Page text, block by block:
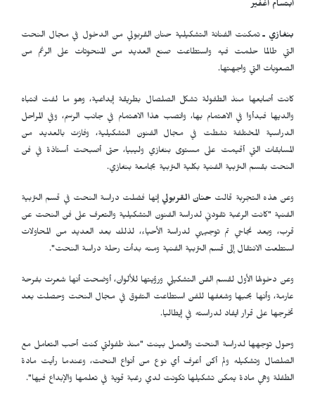
ابتسام اغفير
بنغازي ـتمكنت الفنانة التشكيلية حنان القربولي من الدخول في مجال النحت
التي طالما حلمت فيه واستطاعت صنع العديد من المنحوتات على الرغم من
الصعوبات التي واجهتها.
كانت أصابعها منذ الطفولة تشكل الصلصال بطريقة إبداعية، وهو ما لفت انتباه
والديها فبدأوا في الاهتمام بها، وانصب هذا الاهتمام في جانب الرسم، وفي المراحل
الدراسية المختلفة نشطت في مجال الفنون التشكيلية، وفازت بالعديد من
المسابقات التي أقيمت على مستوى بنغازي وليبيا، حتى أصبحت أستاذة في فن
النحت بقسم التربية الفنية بكلية التربية بجامعة بنغازي.
وعن هذه التجربة قالت حنان القربولي إنها فضلت دراسة النحت في قسم التربية
الفنية "كانت الرغبة تقودني لدراسة الفنون التشكيلية والتعرف على فن النحت عن
قرب، وبعد نجاحي تم توجيهي لدراسة الأحياء، لذلك بعد العديد من المحاولات
استطعت الانتقال إلى قسم التربية الفنية ومنه بدأت رحلة دراسة النحت".
وعن دخولها الأول لقسم الفن التشكيلي ورؤيتها للألوان، أوضحت أنها شعرت بفرحة
عارمة، وأنها بحبها وشغفها للفن استطاعت التفوق في مجال النحت وحصلت بعد
تخرجها على قرار ايفاد لدراسته في إيطاليا.
وحول توجهها لدراسة النحت والعمل بينت "منذ طفولتي كنت أحب التعامل مع
الصلصال وتشكيله ولم أكن أعرف أي نوع من أنواع النحت، وعندما رأيت مادة
الطفلة وهي مادة يمكن تشكيلها تكونت لدي رغبة قوية في تعلمها والإبداع فيها".